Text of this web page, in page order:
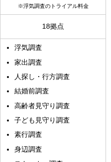
※浮気調査のトライアル料金
18拠点
浮気調査
家出調査
人探し・行方調査
結婚前調査
高齢者見守り調査
子ども見守り調査
素行調査
身辺調査